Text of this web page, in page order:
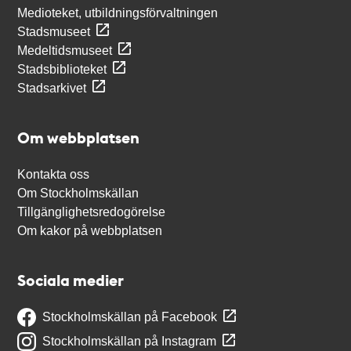
Medioteket, utbildningsförvaltningen
Stadsmuseet
Medeltidsmuseet
Stadsbiblioteket
Stadsarkivet
Om webbplatsen
Kontakta oss
Om Stockholmskällan
Tillgänglighetsredogörelse
Om kakor på webbplatsen
Sociala medier
Stockholmskällan på Facebook
Stockholmskällan på Instagram